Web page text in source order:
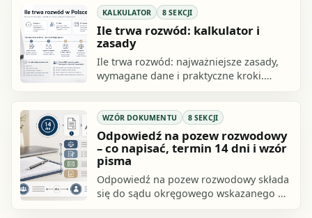
KALKULATOR 8 SEKCJI
Ile trwa rozwód: kalkulator i
zasady
Ile trwa rozwód: najważniejsze zasady,
wymagane dane i praktyczne kroki.
WZÓR DOKUMENTU 8 SEKCJI
Odpowiedź na pozew rozwodowy
– co napisać, termin 14 dni i wzór
pisma
Odpowiedź na pozew rozwodowy składa
się do sądu okręgowego wskazanego w